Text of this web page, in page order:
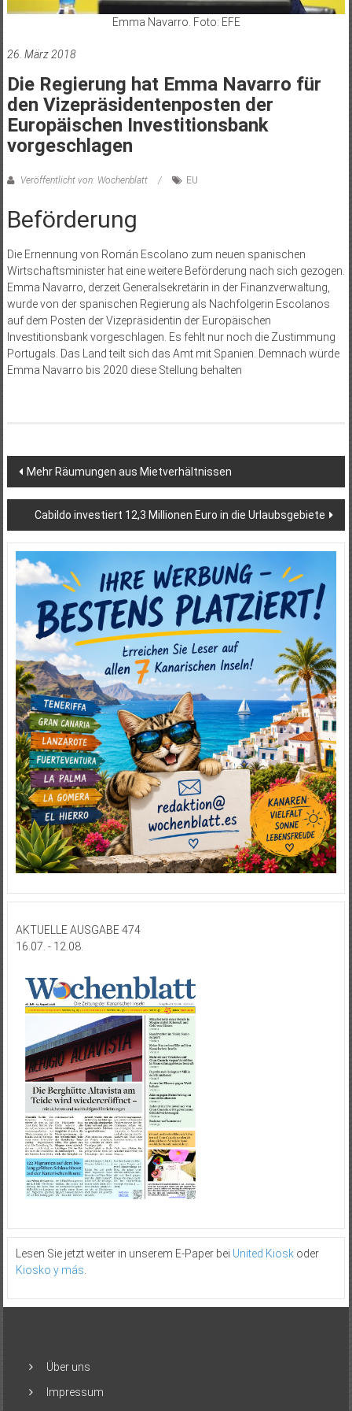
Emma Navarro. Foto: EFE
26. März 2018
Die Regierung hat Emma Navarro für
den Vizepräsidentenposten der
Europäischen Investitionsbank
vorgeschlagen
Veröffentlicht von: Wochenblatt EU
Beförderung
Die Ernennung von Román Escolano zum neuen spanischen
Wirtschaftsminister hat eine weitere Beförderung nach sich gezogen.
Emma Navarro, derzeit Generalsekretärin in der Finanzverwaltung,
wurde von der spanischen Regierung als Nachfolgerin Escolanos
auf dem Posten der Vizepräsidentin der Europäischen
Investitionsbank vorgeschlagen. Es fehlt nur noch die Zustimmung
Portugals. Das Land teilt sich das Amt mit Spanien. Demnach würde
Emma Navarro bis 2020 diese Stellung behalten
Beitragsnavigation
Mehr Räumungen aus Mietverhältnissen
Cabildo investiert 12,3 Millionen Euro in die Urlaubsgebiete
AKTUELLE AUSGABE 474
16.07. - 12.08.
Lesen Sie jetzt weiter in unserem E-Paper bei United Kioskoder
Kiosko y más.
Über uns
Impressum